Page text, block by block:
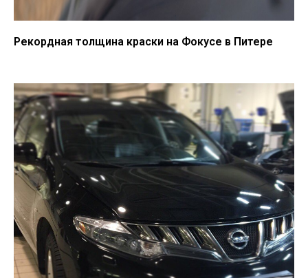
Рекордная толщина краски на Фокусе в Питере